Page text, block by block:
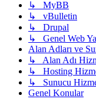
↳ MyBB
↳ vBulletin
↳ Drupal
↳ Genel Web
Alan Adları ve
↳ Alan Adı
↳ Hosting
↳ Sunucu
Genel Konular